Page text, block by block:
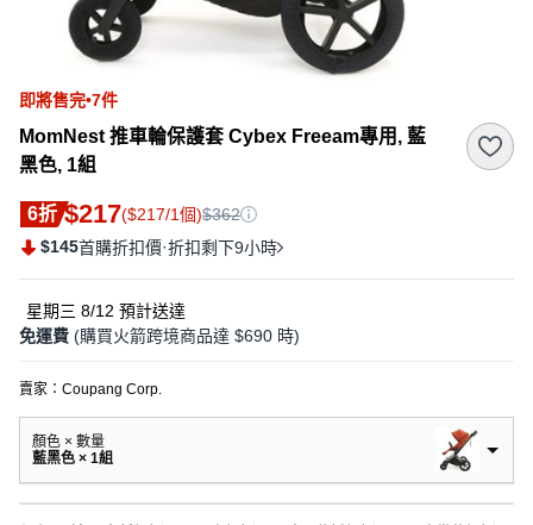
即將售完•7件
MomNest 推車輪保護套 Cybex Freeam專用, 藍
黑色, 1組
6折 $217($217/1個)$362
$145首購折扣價·折扣剩下9小時
星期三 8/12 預計送達
免運費 (購買火箭跨境商品達 $690 時)
賣家： Coupang Corp.
顏色 × 數量
藍黑色 × 1組